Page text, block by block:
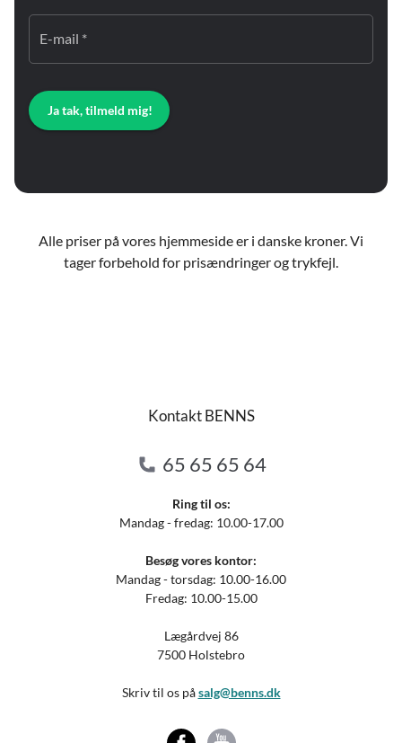
E-mail *
Ja tak, tilmeld mig!
Alle priser på vores hjemmeside er i danske kroner. Vi
tager forbehold for prisændringer og trykfejl.
Kontakt BENNS
65 65 65 64
Ring til os:
Mandag - fredag: 10.00-17.00
Besøg vores kontor:
Mandag - torsdag: 10.00-16.00
Fredag: 10.00-15.00
Lægårdvej 86
7500 Holstebro
Skriv til os påsalg@benns.dk